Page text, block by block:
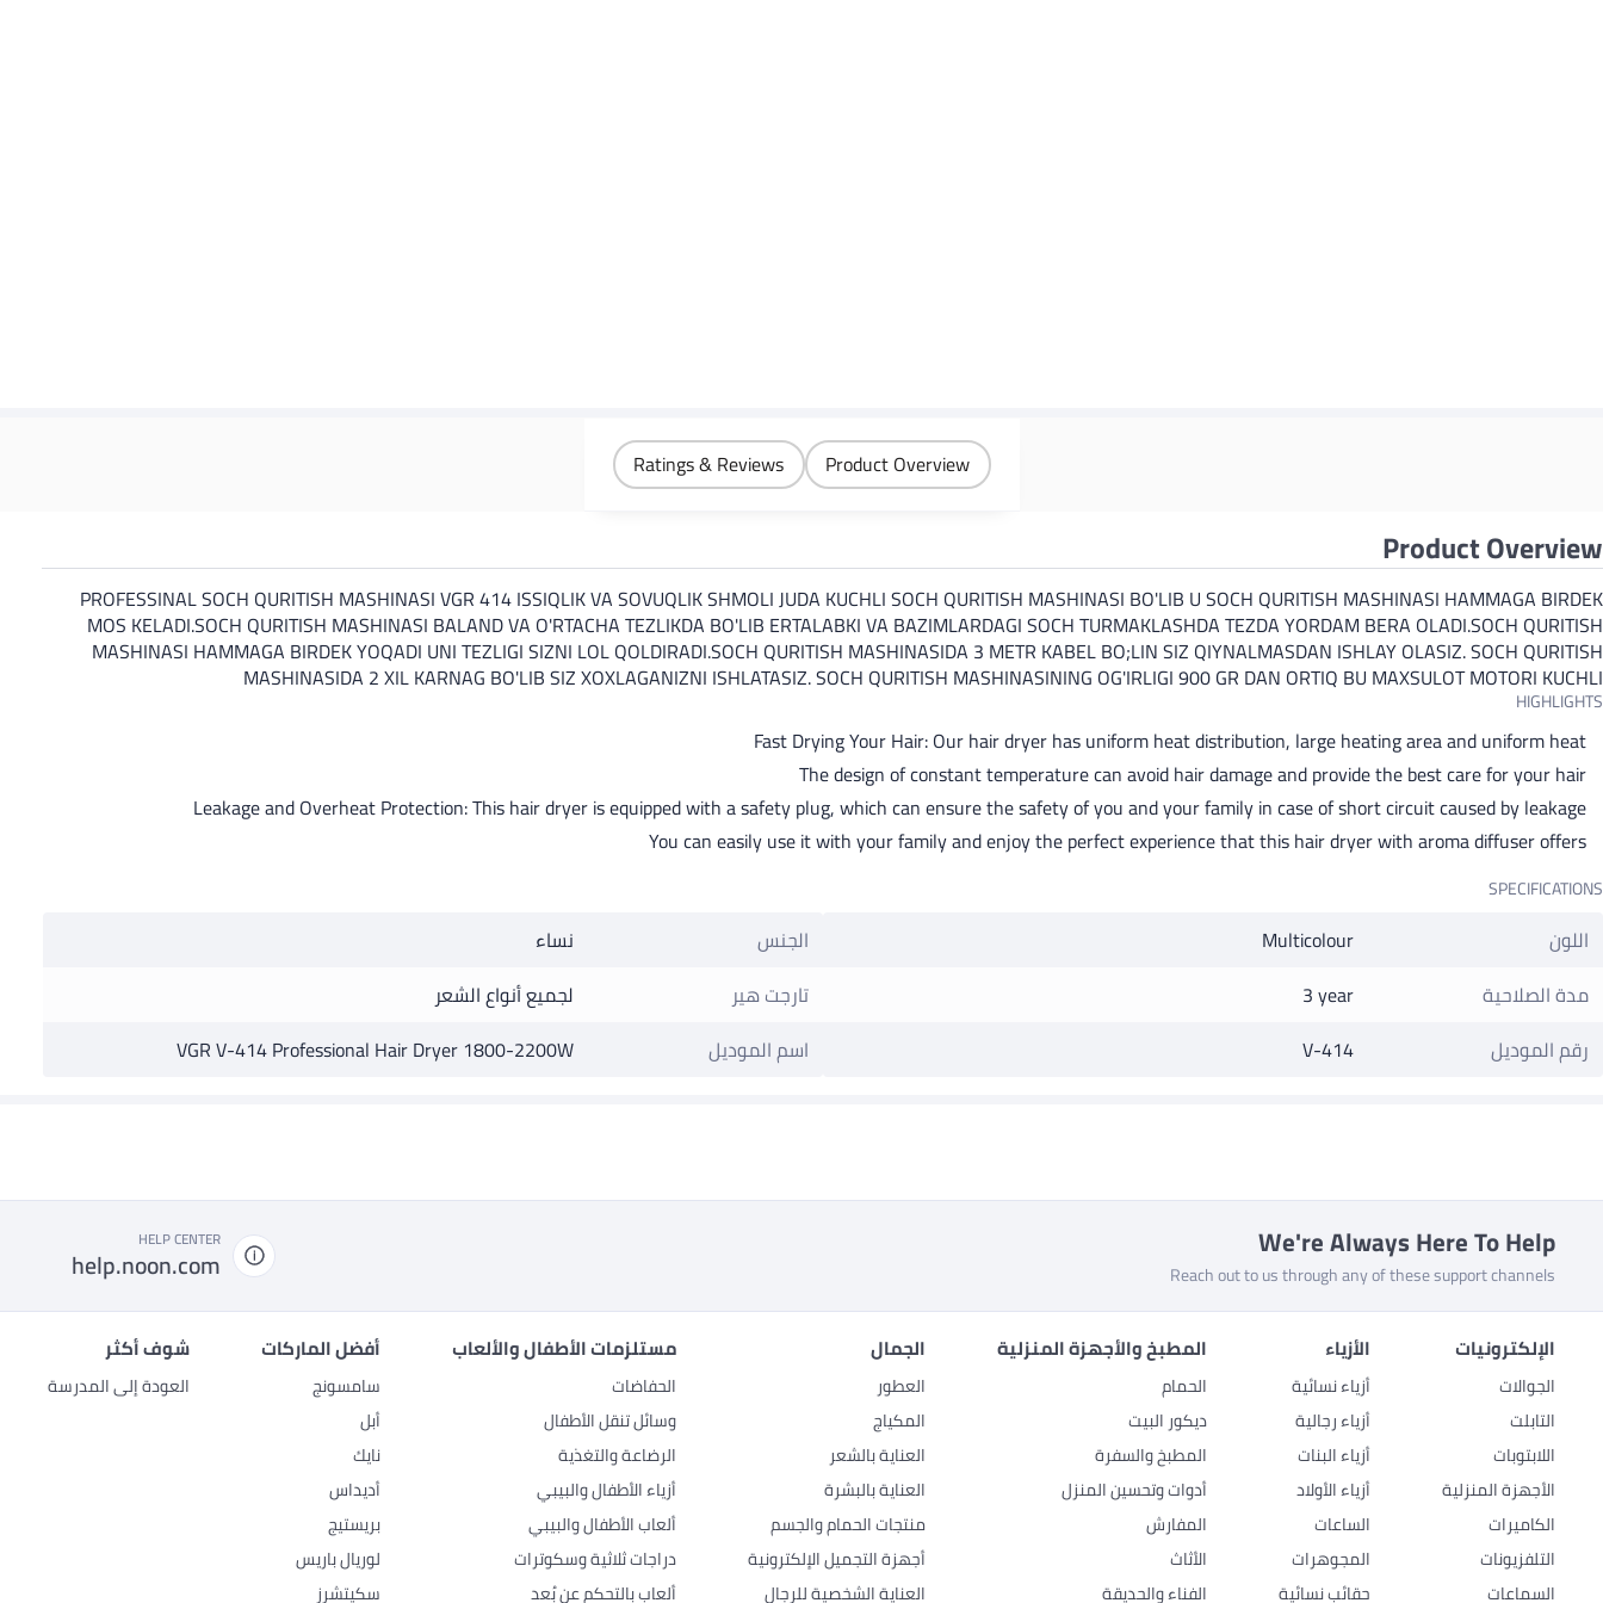
Product Overview
Ratings & Reviews
Product Overview
PROFESSINAL SOCH QURITISH MASHINASI VGR 414 ISSIQLIK VA SOVUQLIK SHMOLI JUDA KUCHLI SOCH QURITISH MASHINASI BO'LIB U SOCH QURITISH MASHINASI HAMMAGA BIRDEK
MOS KELADI.SOCH QURITISH MASHINASI BALAND VA O'RTACHA TEZLIKDA BO'LIB ERTALABKI VA BAZIMLARDAGI SOCH TURMAKLASHDA TEZDA YORDAM BERA OLADI.SOCH QURITISH
MASHINASI HAMMAGA BIRDEK YOQADI UNI TEZLIGI SIZNI LOL QOLDIRADI.SOCH QURITISH MASHINASIDA 3 METR KABEL BO;LIN SIZ QIYNALMASDAN ISHLAY OLASIZ. SOCH QURITISH
MASHINASIDA 2 XIL KARNAG BO'LIB SIZ XOXLAGANIZNI ISHLATASIZ. SOCH QURITISH MASHINASINING OG'IRLIGI 900 GR DAN ORTIQ BU MAXSULOT MOTORI KUCHLI
HIGHLIGHTS
Fast Drying Your Hair: Our hair dryer has uniform heat distribution, large heating area and uniform heat
The design of constant temperature can avoid hair damage and provide the best care for your hair
Leakage and Overheat Protection: This hair dryer is equipped with a safety plug, which can ensure the safety of you and your family in case of short circuit caused by leakage
You can easily use it with your family and enjoy the perfect experience that this hair dryer with aroma diffuser offers
SPECIFICATIONS
اللون
Multicolour
مدة الصلاحية
3 year
رقم الموديل
V-414
الجنس
نساء
تارجت هير
لجميع أنواع الشعر
اسم الموديل
VGR V-414 Professional Hair Dryer 1800-2200W
We're Always Here To Help
Reach out to us through any of these support channels
HELP CENTER
help.noon.com
الإلكترونيات
الجوالات
التابلت
اللابتوبات
الأجهزة المنزلية
الكاميرات
التلفزيونات
السماعات
الأزياء
أزياء نسائية
أزياء رجالية
أزياء البنات
أزياء الأولاد
الساعات
المجوهرات
حقائب نسائية
المطبخ والأجهزة المنزلية
الحمام
ديكور البيت
المطبخ والسفرة
أدوات وتحسين المنزل
المفارش
الأثاث
الفناء والحديقة
الجمال
العطور
المكياج
العناية بالشعر
العناية بالبشرة
منتجات الحمام والجسم
أجهزة التجميل الإلكترونية
العناية الشخصية للرجال
مستلزمات الأطفال والألعاب
الحفاضات
وسائل تنقل الأطفال
الرضاعة والتغذية
أزياء الأطفال والبيبي
ألعاب الأطفال والبيبي
دراجات ثلاثية وسكوترات
ألعاب بالتحكم عن بُعد
أفضل الماركات
سامسونج
أبل
نايك
أديداس
بريستيج
لوريال باريس
سكيتشرز
شوف أكثر
العودة إلى المدرسة